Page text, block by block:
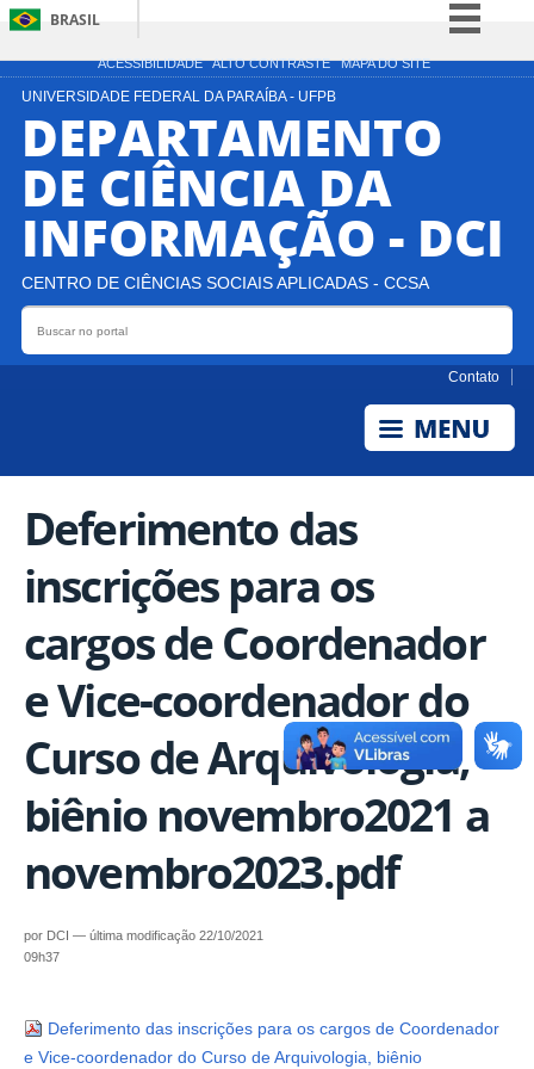
ACESSIBILIDADE ALTO CONTRASTE MAPA DO SITE
BRASIL
Simplifique!
Comunica BR
Participe
Acesso à informação
Legislação
Canais
UNIVERSIDADE FEDERAL DA PARAÍBA - UFPB
DEPARTAMENTO
DE CIÊNCIA DA
INFORMAÇÃO - DCI
CENTRO DE CIÊNCIAS SOCIAIS APLICADAS - CCSA
Buscar no portal
Contato
Deferimento das
inscrições para os
cargos de Coordenador
e Vice-coordenador do
Curso de Arquivologia,
biênio novembro2021 a
novembro2023.pdf
por DCI — última modificação 22/10/2021
09h37
Deferimento das inscrições para os cargos de Coordenador
e Vice-coordenador do Curso de Arquivologia, biênio